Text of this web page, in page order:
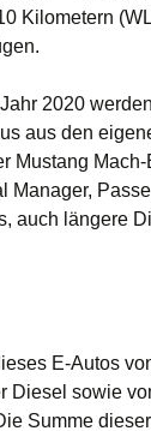
Kilometern
2020
aus den
Mustang Mach-
Manager,
auch längere
E-Autos
Diesel sowie
Summe